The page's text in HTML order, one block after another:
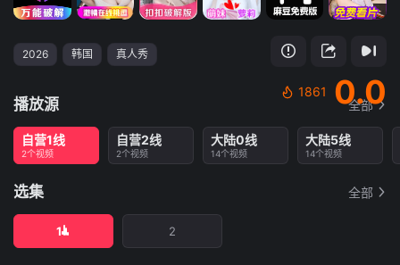
2026 韩国 真人秀
1861 0.0
播放源 全部
自营1线
2个视频
自营2线
2个视频
大陆0线
14个视频
大陆5线
14个视频
选集 全部
1 2